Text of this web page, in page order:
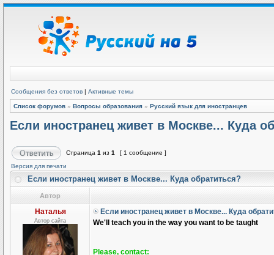
Сообщения без ответов | Активные темы
Список форумов » Вопросы образования » Русский язык для иностранцев
Если иностранец живет в Москве... Куда
Страница 1 из 1
[ 1 сообщение ]
Версия для печати
Если иностранец живет в Москве... Куда обратиться?
Автор
Наталья
Автор сайта
Если иностранец живет в Москве... Куда
We'll teach you in the way you want to be taught
Please, contact: